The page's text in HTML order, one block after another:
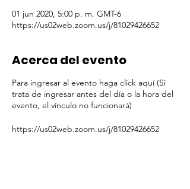
01 jun 2020, 5:00 p. m. GMT-6
https://us02web.zoom.us/j/81029426652
Acerca del evento
Para ingresar al evento haga click aquí (Si
trata de ingresar antes del día o la hora del
evento, el vínculo no funcionará)
https://us02web.zoom.us/j/81029426652